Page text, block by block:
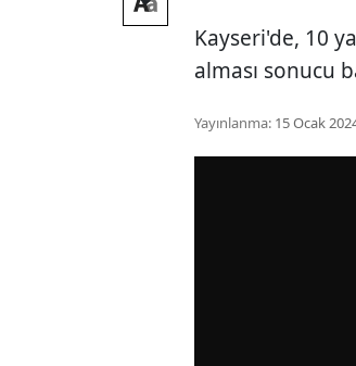
Kayseri'de, 10
alması sonucu
Yayınlanma: 15 Ocak